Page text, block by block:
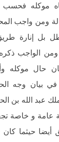
موكله فحسب
ومن واجب
بل إنارة
ومن الواجب
حال موكله
في بيان وجه
عبد الله بن
عامة و خاصة
أيضا حيثما